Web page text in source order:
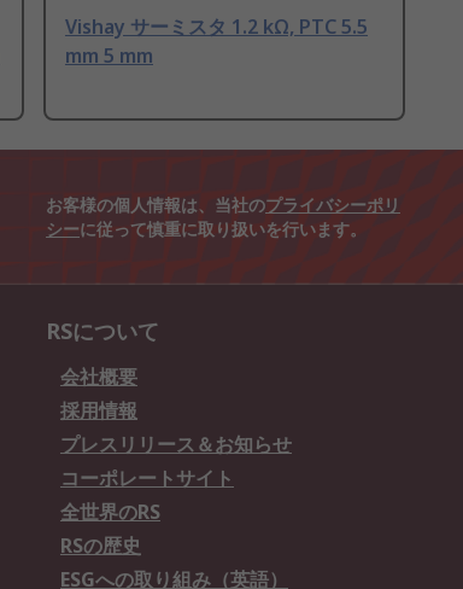
Vishay サーミスタ 1.2 kΩ, PTC 5.5
mm 5 mm
お客様の個人情報は、当社のプライバシーポリ
シーに従って慎重に取り扱いを行います。
RSについて
会社概要
採用情報
プレスリリース＆お知らせ
コーポレートサイト
全世界のRS
RSの歴史
ESGへの取り組み（英語）